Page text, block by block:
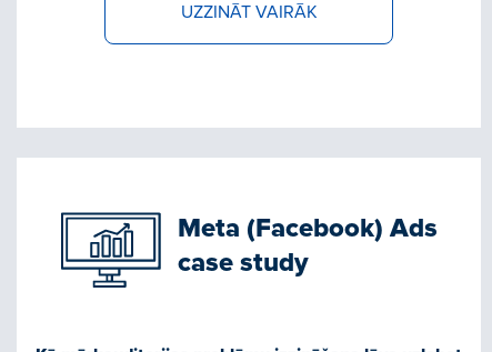
UZZINĀT VAIRĀK
Meta (Facebook) Ads
case study